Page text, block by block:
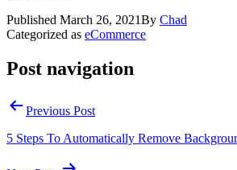
Published March 26, 2021By Chad
Categorized as eCommerce
Post navigation
Previous Post
5 Steps To Automatically Remove